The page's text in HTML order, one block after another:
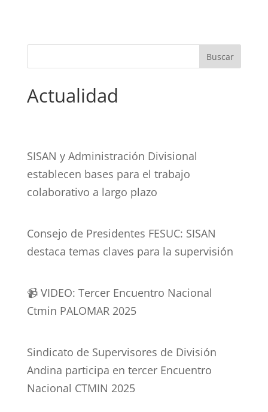
Actualidad
SISAN y Administración Divisional
establecen bases para el trabajo
colaborativo a largo plazo
Consejo de Presidentes FESUC: SISAN
destaca temas claves para la supervisión
📹 VIDEO: Tercer Encuentro Nacional
Ctmin PALOMAR 2025
Sindicato de Supervisores de División
Andina participa en tercer Encuentro
Nacional CTMIN 2025